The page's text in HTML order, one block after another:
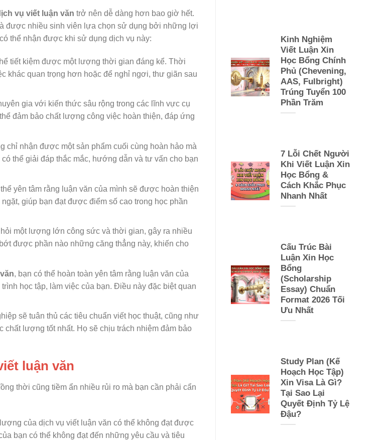
vụ viết luận văn trở nên dễ dàng hơn bao giờ hết.
được nhiều sinh viên lựa chọn sử dụng bởi những lợi
thể nhận được khi sử dụng dịch vụ này:
tiết kiệm được một lượng thời gian đáng kể. Thời
khác quan trọng hơn hoặc để nghỉ ngơi, thư giãn sau
gia với kiến thức sâu rộng trong các lĩnh vực cụ
đảm bảo chất lượng công việc hoàn thiện, đáp ứng
chỉ nhận được một sản phẩm cuối cùng hoàn hảo mà
thể giải đáp thắc mắc, hướng dẫn và tư vấn cho bạn
yên tâm rằng luận văn của mình sẽ được hoàn thiện
giúp bạn đạt được điểm số cao trong học phần
một lượng lớn công sức và thời gian, gây ra nhiều
được phần nào những căng thẳng này, khiến cho
, bạn có thể hoàn toàn yên tâm rằng luận văn của
học tập, làm việc của bạn. Điều này đặc biệt quan
sẽ tuân thủ các tiêu chuẩn viết học thuật, cũng như
lượng tốt nhất. Họ sẽ chịu trách nhiệm đảm bảo
luận văn
thời cũng tiềm ẩn nhiều rủi ro mà bạn cần phải cẩn
của dịch vụ viết luận văn có thể không đạt được
bạn có thể không đạt đến những yêu cầu và tiêu
Kinh Nghiệm
Viết Luận Xin
Học Bổng Chính
Phủ (Chevening,
AAS, Fulbright)
Trúng Tuyển 100
Phần Trăm
7 Lỗi Chết Người
Khi Viết Luận Xin
Học Bổng &
Cách Khắc Phục
Nhanh Nhất
Cấu Trúc Bài
Luận Xin Học
Bổng
(Scholarship
Essay) Chuẩn
Format 2026 Tối
Ưu Nhất
Study Plan (Kế
Hoạch Học Tập)
Xin Visa Là Gì?
Tại Sao Lại
Quyết Định Tỷ Lệ
Đậu?